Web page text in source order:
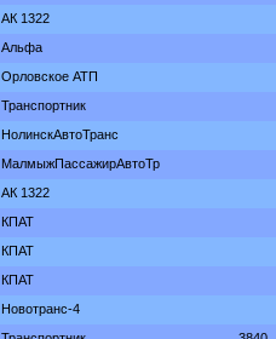
АК 1322
Альфа
Орловское АТП
Транспортник
НолинскАвтоТранс
МалмыжПассажирАвтоТр
АК 1322
КПАТ
КПАТ
КПАТ
Новотранс-4